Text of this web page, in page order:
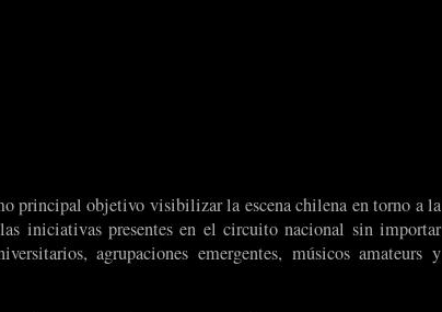
principal objetivo visibilizar la escena chilena en torno a la
iniciativas presentes en el circuito nacional sin importar
agrupaciones emergentes, músicos amateurs y